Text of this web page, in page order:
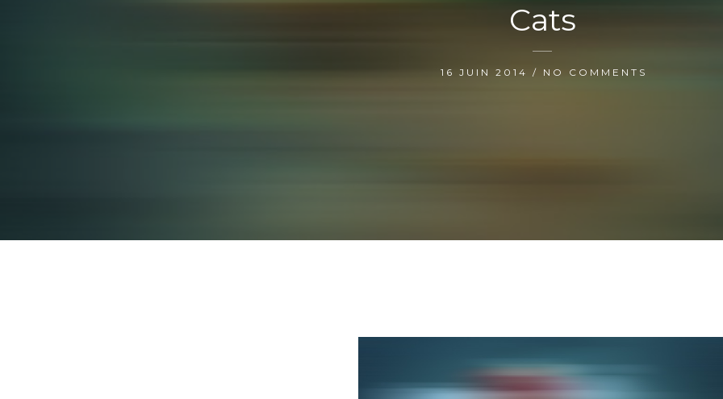
Cats
16 JUIN 2014 / NO COMMENTS